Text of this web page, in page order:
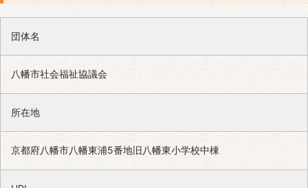
団体名
八幡市社会福祉協議会
所在地
京都府八幡市八幡東浦5番地旧八幡東小学校中棟